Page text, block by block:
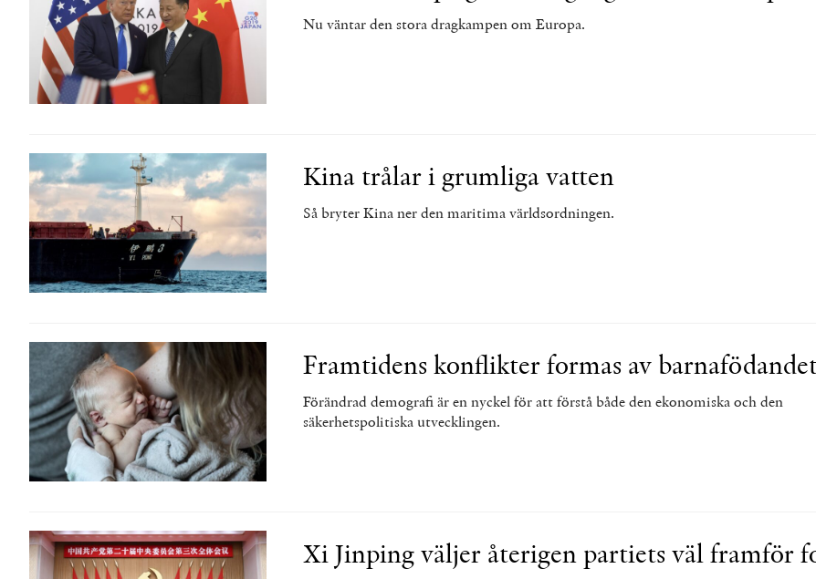
Nu väntar den stora dragkampen om Europa.
Kina trålar i grumliga vatten
Så bryter Kina ner den maritima världsordningen.
Framtidens konflikter formas av
Förändrad demografi är en nyckel för att förstå både den ekonomiska och den
säkerhetspolitiska utvecklingen.
Xi Jinping väljer återigen partiets väl framför